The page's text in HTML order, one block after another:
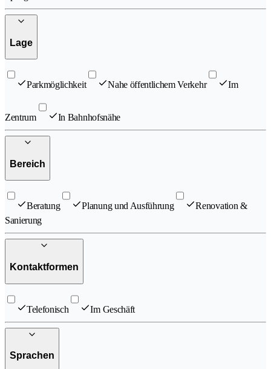
Lage
Parkmöglichkeit Nahe öffentlichem Verkehr Im
Zentrum In Bahnhofsnähe
Bereich
Beratung Planung und Ausführung
Renovation &
Sanierung
Kontaktformen
Telefonisch Im Geschäft
Sprachen